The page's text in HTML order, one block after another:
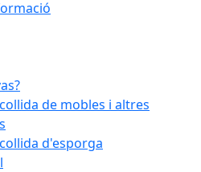
de mobles i altres
d'esporga